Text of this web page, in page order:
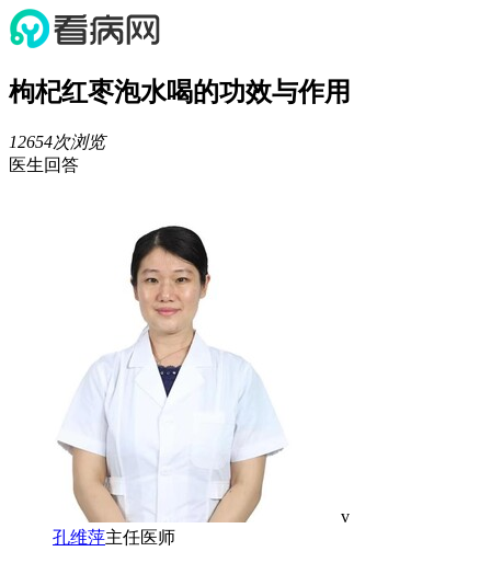
枸杞红枣泡水喝的功效与作用
12654次浏览
医生回答
v
孔维萍主任医师